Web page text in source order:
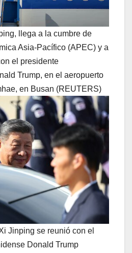
llega a la cumbre de
Asia-Pacífico (APEC) y a
el presidente
Trump, en el aeropuerto
en Busan (REUTERS)
Jinping se reunió con el
Donald Trump